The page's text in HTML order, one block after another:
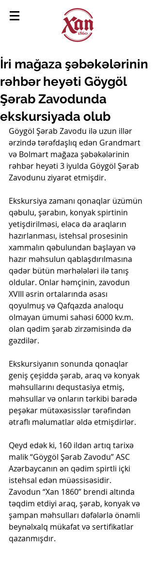
İri mağaza şəbəkələrinin
rəhbər heyəti Göygöl
Şərab Zavodunda
ekskursiyada olub
Göygöl Şərab Zavodu ilə uzun illər
ərzində tərəfdaşlıq edən Grandmart
və Bolmart mağaza şəbəkələrinin
rəhbər heyəti 3 iyulda Göygöl Şərab
Zavodunu ziyarət etmişdir.
Ekskursiya zamanı qonaqlar üzümün
qəbulu, şərabın, konyak spirtinin
yetişdirilməsi, eləcə də araqların
hazırlanması, istehsal prosesinin
xammalın qəbulundan başlayan və
hazır məhsulun qablaşdırılmasına
qədər bütün mərhələləri ilə tanış
oldular. Onlar həmçinin, zavodun
XVIII əsrin ortalarında əsası
qoyulmuş və Qafqazda analoqu
olmayan ümumi sahəsi 6000 kv.m.
olan qədim şərab zirzəmisində də
gəzdilər.
Ekskursiyanın sonunda qonaqlar
geniş çeşiddə şərab, araq və konyak
məhsullarını dequstasiya etmiş,
məhsullar və onların tərkibi barədə
peşəkar mütəxəsisslər tərəfindən
ətraflı məlumatlar əldə etmişdirlər.
Qeyd edək ki, 160 ildən artıq tarixə
malik “Göygöl Şərab Zavodu” ASC
Azərbaycanın ən qədim spirtli içki
istehsal edən müəssisəsidir.
Zavodun “Xan 1860” brendi altında
təqdim etdiyi araq, şərab, konyak və
şampan məhsulları dəfələrlə önəmli
beynəlxalq mükafat və sertifikatlar
qazanmışdır.